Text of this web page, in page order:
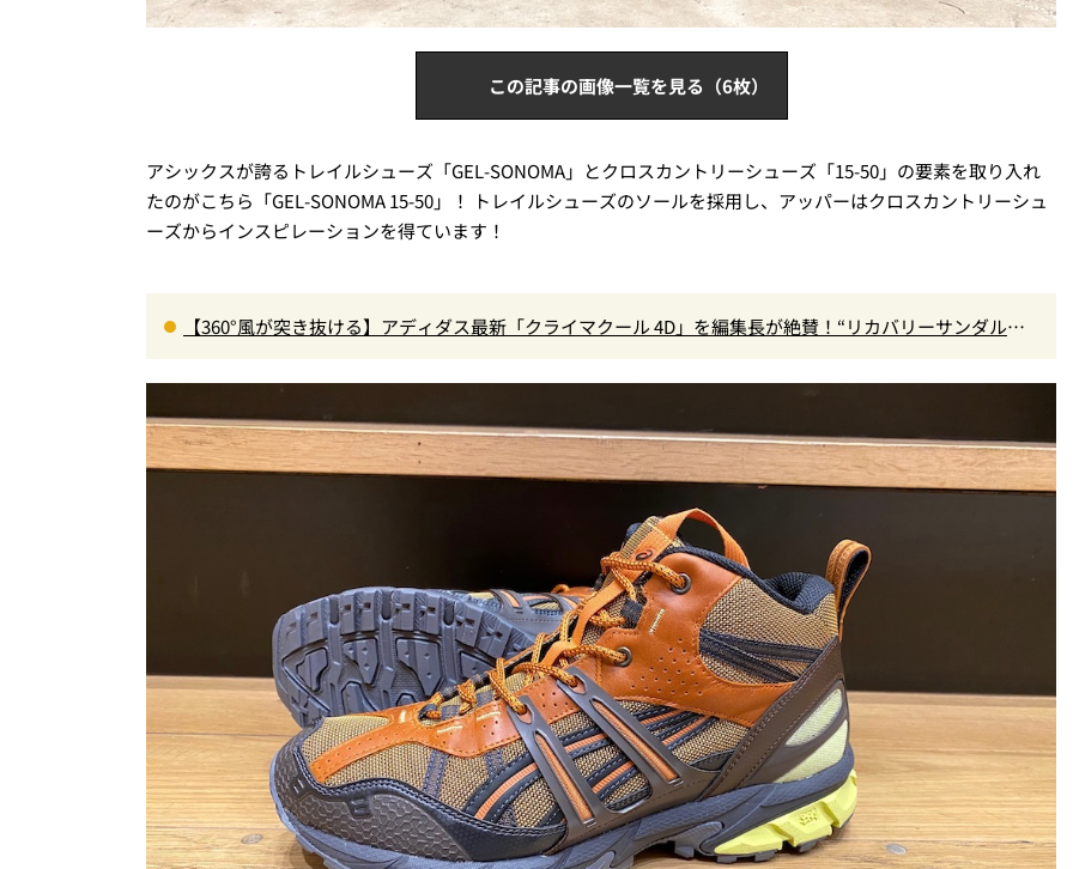
この記事の画像一覧を見る（6枚）
アシックスが誇るトレイルシューズ「GEL-SONOMA」とクロスカントリーシューズ「15-50」の要素を取り入れ
たのがこちら「GEL-SONOMA 15-50」！ トレイルシューズのソールを採用し、アッパーはクロスカントリーシュ
ーズからインスピレーションを得ています！
【360°風が突き抜ける】アディダス最新「クライマクール 4D」を編集長が絶賛！“リカバリーサンダル級